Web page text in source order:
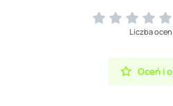
Liczba
Oceń i